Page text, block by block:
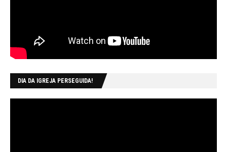
DIA DA IGREJA PERSEGUIDA!